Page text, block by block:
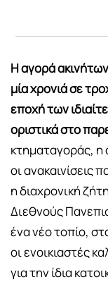
Η αγορά
μία χρονιά σε
εποχή των
οριστικά στο
κτηματαγοράς, η
οι ανακαινίσεις
η διαχρονική
Διεθνούς
ένα νέο τοπίο,
οι ενοικιαστές
για την ίδια